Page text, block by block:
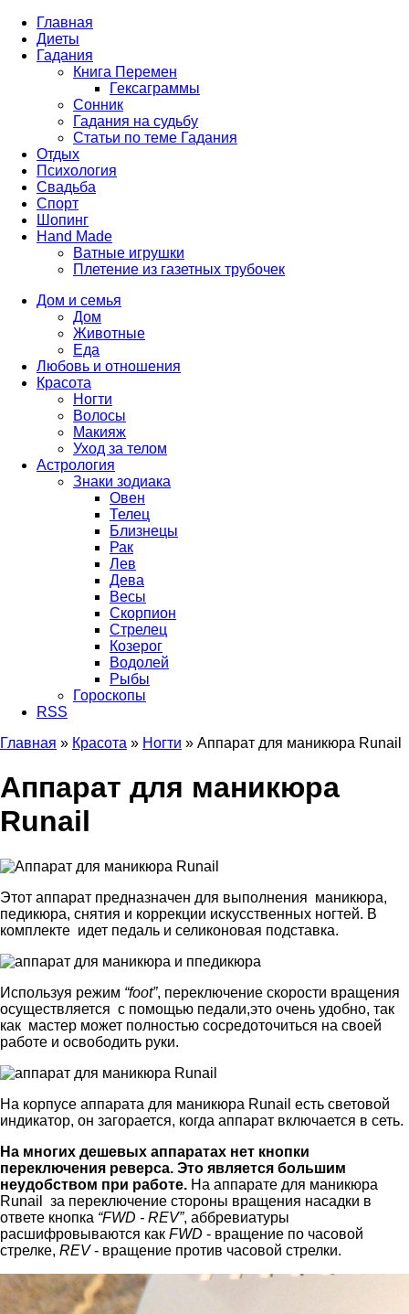
Главная
Диеты
Гадания
Книга Перемен
Гексаграммы
Сонник
Гадания на судьбу
Статьи по теме Гадания
Отдых
Психология
Свадьба
Спорт
Шопинг
Hand Made
Ватные игрушки
Плетение из газетных трубочек
Дом и семья
Дом
Животные
Еда
Любовь и отношения
Красота
Ногти
Волосы
Макияж
Уход за телом
Астрология
Знаки зодиака
Овен
Телец
Близнецы
Рак
Лев
Дева
Весы
Скорпион
Стрелец
Козерог
Водолей
Рыбы
Гороскопы
RSS
Главная » Красота » Ногти » Аппарат для маникюра Runail
Аппарат для маникюра
Runail
Этот аппарат предназначен для выполнения маникюра,
педикюра, снятия и коррекции искусственных ногтей. В
комплекте идет педаль и селиконовая подставка.
Используя режим “foot”, переключение скорости вращения
осуществляется с помощью педали,это очень удобно, так
как мастер может полностью сосредоточиться на своей
работе и освободить руки.
На корпусе аппарата для маникюра Runail есть световой
индикатор, он загорается, когда аппарат включается в сеть.
На многих дешевых аппаратах нет кнопки
переключения реверса. Это является большим
неудобством при работе. На аппарате для маникюра
Runail за переключение стороны вращения насадки в
ответе кнопка “FWD - REV”, аббревиатуры
расшифровываются как FWD - вращение по часовой
стрелке, REV- вращение против часовой стрелки.